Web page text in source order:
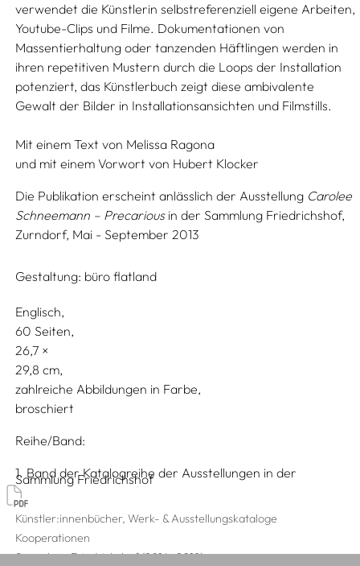
verwendet die Künstlerin selbstreferenziell eigene Arbeiten,
Youtube-Clips und Filme. Dokumentationen von
Massentierhaltung oder tanzenden Häftlingen werden in
ihren repetitiven Mustern durch die Loops der Installation
potenziert, das Künstlerbuch zeigt diese ambivalente
Gewalt der Bilder in Installationsansichten und Filmstills.
Mit einem Text von Melissa Ragona
und mit einem Vorwort von Hubert Klocker
Die Publikation erscheint anlässlich der Ausstellung Carolee
Schneemann – Precariousin der Sammlung Friedrichshof,
Zurndorf, Mai - September 2013
Gestaltung: büro flatland
Englisch
60 Seiten,
26,7
29,8
zahlreiche Abbildungen in Farbe
broschiert
Reihe/Band
1. Band der Katalogreihe der Ausstellungen in der
Sammlung Friedrichshof
Künstler:innenbücher, Werk- & Ausstellungskataloge
Kooperationen
Sammlung Friedrichshof (2014–2019)